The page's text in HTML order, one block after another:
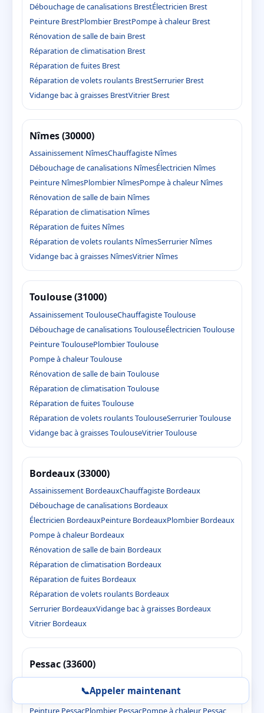
Débouchage de canalisations BrestÉlectricien Brest
Peinture BrestPlombier BrestPompe à chaleur Brest
Rénovation de salle de bain Brest
Réparation de climatisation Brest
Réparation de fuites Brest
Réparation de volets roulants BrestSerrurier Brest
Vidange bac à graisses BrestVitrier Brest
Nîmes (30000)
Assainissement NîmesChauffagiste Nîmes
Débouchage de canalisations NîmesÉlectricien Nîmes
Peinture NîmesPlombier NîmesPompe à chaleur Nîmes
Rénovation de salle de bain Nîmes
Réparation de climatisation Nîmes
Réparation de fuites Nîmes
Réparation de volets roulants NîmesSerrurier Nîmes
Vidange bac à graisses NîmesVitrier Nîmes
Toulouse (31000)
Assainissement ToulouseChauffagiste Toulouse
Débouchage de canalisations ToulouseÉlectricien Toulouse
Peinture ToulousePlombier Toulouse
Pompe à chaleur Toulouse
Rénovation de salle de bain Toulouse
Réparation de climatisation Toulouse
Réparation de fuites Toulouse
Réparation de volets roulants ToulouseSerrurier Toulouse
Vidange bac à graisses ToulouseVitrier Toulouse
Bordeaux (33000)
Assainissement BordeauxChauffagiste Bordeaux
Débouchage de canalisations Bordeaux
Électricien BordeauxPeinture BordeauxPlombier Bordeaux
Pompe à chaleur Bordeaux
Rénovation de salle de bain Bordeaux
Réparation de climatisation Bordeaux
Réparation de fuites Bordeaux
Réparation de volets roulants Bordeaux
Serrurier BordeauxVidange bac à graisses Bordeaux
Vitrier Bordeaux
Pessac (33600)
Débouchage de canalisations PessacÉlectricien Pessac
Peinture PessacPlombier PessacPompe à chaleur Pessac
📞Appeler maintenant